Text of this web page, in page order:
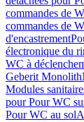
commandes de
commandes de
d'encastrement
électronique du
WC à
Geberit Monolith
Modules
pour Pour WC
Pour WC au sol